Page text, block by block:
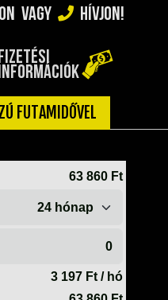
VAGY HÍVJON!
FUTAMIDŐVEL